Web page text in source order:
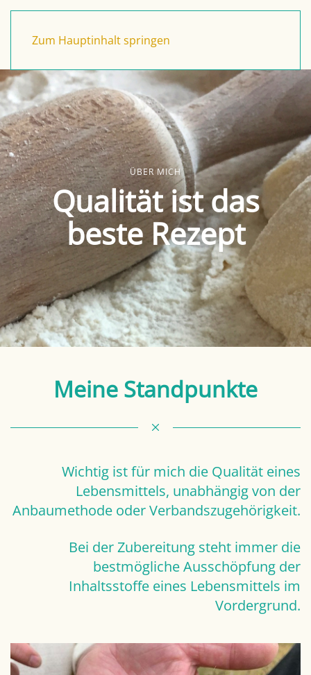
Zum Hauptinhalt springen
ÜBER MICH
Qualität ist das
beste Rezept
Meine Standpunkte
Wichtig ist für mich die Qualität eines
Lebensmittels, unabhängig von der
Anbaumethode oder Verbandszugehörigkeit.
Bei der Zubereitung steht immer die
bestmögliche Ausschöpfung der
Inhaltsstoffe eines Lebensmittels im
Vordergrund.